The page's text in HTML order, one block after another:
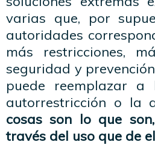
varias que, por
autoridades
más restricciones,
seguridad y
puede reemplazar
autorrestricción o la
cosas son lo que
través del uso que de